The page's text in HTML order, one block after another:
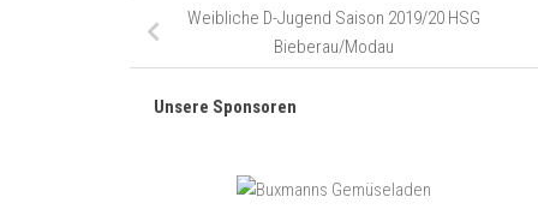
Weibliche D-Jugend Saison 2019/20 HSG
Bieberau/Modau
Unsere Sponsoren